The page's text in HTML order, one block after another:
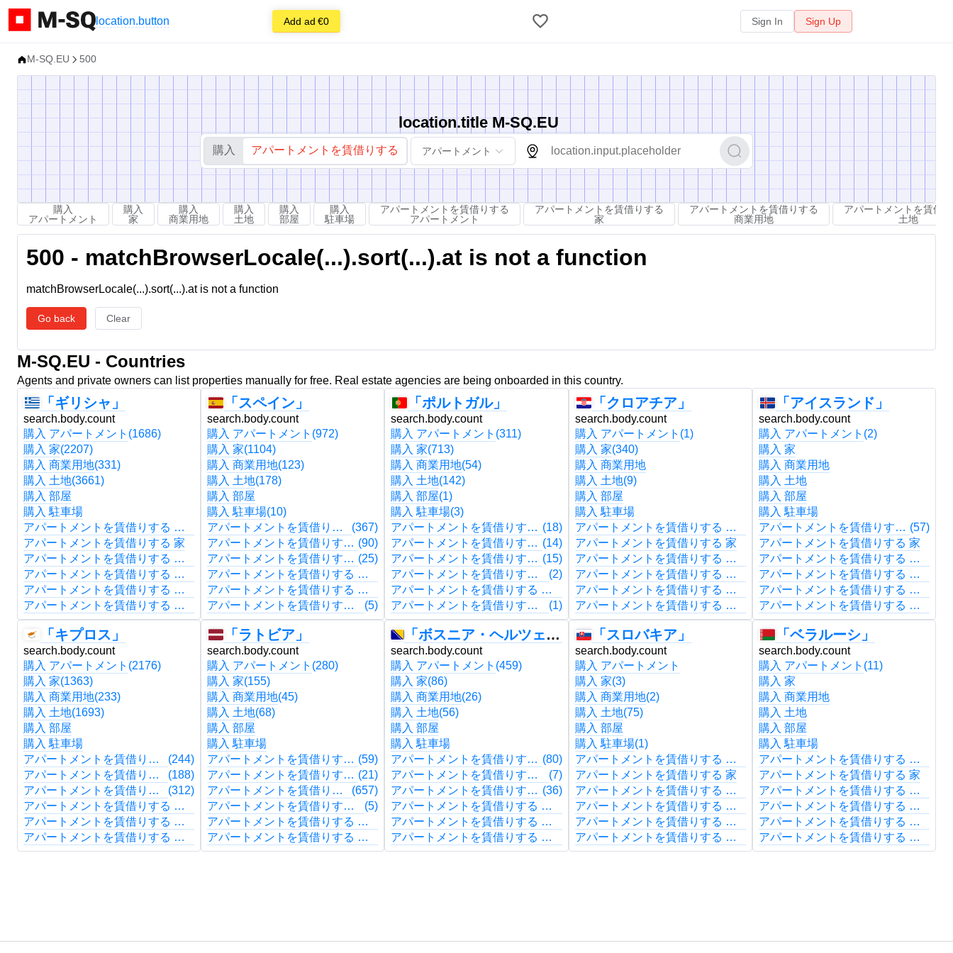
location.button Add ad €0 Sign In Sign Up
M-SQ.EU 500
location.title M-SQ.EU
購入 アパートメントを賃借りする アパートメント
購入
アパートメント
購入
家
購入
商業用地
購入
土地
購入
部屋
購入
駐車場
アパートメントを賃借りする
アパートメント
アパートメントを賃借りする
家
アパートメントを賃借りする
商業用地
アパートメントを賃借
土地
500 - matchBrowserLocale(...).sort(...).at is not a function
matchBrowserLocale(...).sort(...).at is not a function
Go back Clear
M-SQ.EU - Countries
Agents and private owners can list properties manually for free. Real estate agencies are being onboarded in this country.
「ギリシャ」
search.body.count
購入 アパートメント (1686)
購入 家(2207)
購入 商業用地(331)
購入 土地(3661)
購入 部屋
購入 駐車場
アパートメントを賃借りする アパートメント
アパートメントを賃借りする 家
アパートメントを賃借りする 商業用地
アパートメントを賃借りする 土地
アパートメントを賃借りする 部屋
アパートメントを賃借りする 駐車場
「キプロス」
search.body.count
購入 アパートメント (2176)
購入 家(1363)
購入 商業用地(233)
購入 土地(1693)
購入 部屋
購入 駐車場
アパートメントを賃借りする アパートメント
(244)
アパートメントを賃借りする 家
(188)
アパートメントを賃借りする 商業用地
(312)
アパートメントを賃借りする 土地
アパートメントを賃借りする 部屋
アパートメントを賃借りする 駐車場
「スペイン」
search.body.count
購入 アパートメント (972)
購入 家(1104)
購入 商業用地(123)
購入 土地(178)
購入 部屋
購入 駐車場(10)
アパートメントを賃借りする アパートメント
(367)
アパートメントを賃借りする 家 (90)
アパートメントを賃借りする 商業用地 (25)
アパートメントを賃借りする 土地
アパートメントを賃借りする 部屋
アパートメントを賃借りする 駐車場
(5)
「ラトビア」
search.body.count
購入 アパートメント (280)
購入 家(155)
購入 商業用地(45)
購入 土地(68)
購入 部屋
購入 駐車場
アパートメントを賃借りする アパートメント (59)
アパートメントを賃借りする 家 (21)
アパートメントを賃借りする 商業用地
(657)
アパートメントを賃借りする 土地
(5)
アパートメントを賃借りする 部屋
アパートメントを賃借りする 駐車場
「ポルトガル」
search.body.count
購入 アパートメント (311)
購入 家(713)
購入 商業用地(54)
購入 土地(142)
購入 部屋(1)
購入 駐車場(3)
アパートメントを賃借りする アパートメント (18)
アパートメントを賃借りする 家 (14)
アパートメントを賃借りする 商業用地 (15)
アパートメントを賃借りする 土地
(2)
アパートメントを賃借りする 部屋
アパートメントを賃借りする 駐車場
(1)
「ボスニア・ヘルツェゴビナ」
search.body.count
購入 アパートメント (459)
購入 家(86)
購入 商業用地(26)
購入 土地(56)
購入 部屋
購入 駐車場
アパートメントを賃借りする アパートメント (80)
アパートメントを賃借りする 家
(7)
アパートメントを賃借りする 商業用地 (36)
アパートメントを賃借りする 土地
アパートメントを賃借りする 部屋
アパートメントを賃借りする 駐車場
「クロアチア」
search.body.count
購入 アパートメント (1)
購入 家(340)
購入 商業用地
購入 土地(9)
購入 部屋
購入 駐車場
アパートメントを賃借りする アパートメント
アパートメントを賃借りする 家
アパートメントを賃借りする 商業用地
アパートメントを賃借りする 土地
アパートメントを賃借りする 部屋
アパートメントを賃借りする 駐車場
「スロバキア」
search.body.count
購入 アパートメント
購入 家(3)
購入 商業用地(2)
購入 土地(75)
購入 部屋
購入 駐車場(1)
アパートメントを賃借りする アパートメント
アパートメントを賃借りする 家
アパートメントを賃借りする 商業用地
アパートメントを賃借りする 土地
アパートメントを賃借りする 部屋
アパートメントを賃借りする 駐車場
「アイスランド」
search.body.count
購入 アパートメント (2)
購入 家
購入 商業用地
購入 土地
購入 部屋
購入 駐車場
アパートメントを賃借りする アパートメント (57)
アパートメントを賃借りする 家
アパートメントを賃借りする 商業用地
アパートメントを賃借りする 土地
アパートメントを賃借りする 部屋
アパートメントを賃借りする 駐車場
「ベラルーシ」
search.body.count
購入 アパートメント (11)
購入 家
購入 商業用地
購入 土地
購入 部屋
購入 駐車場
アパートメントを賃借りする アパートメント
アパートメントを賃借りする 家
アパートメントを賃借りする 商業用地
アパートメントを賃借りする 土地
アパートメントを賃借りする 部屋
アパートメントを賃借りする 駐車場